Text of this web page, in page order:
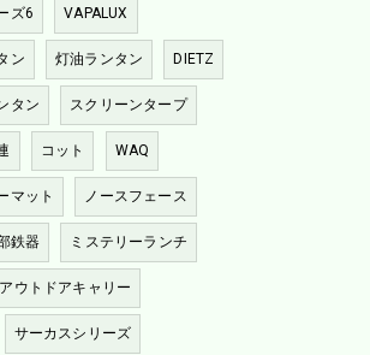
ズ6 VAPALUX
ン 灯油ランタン DIETZ
タン スクリーンタープ
コット WAQ
マット ノースフェース
鉄器 ミステリーランチ
アウトドアキャリー
サーカスシリーズ